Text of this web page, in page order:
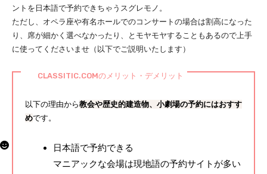
ントを日本語で予約できちゃうスグレモノ。
ただし、オペラ座や有名ホールでのコンサートの場合は割高になった
り、席が細かく選べなかったり、とモヤモヤすることもあるので上手
に使ってくださいませ（以下でご説明いたします）
CLASSITIC.COMのメリット・デメリット
以下の理由から教会や歴史的建造物、小劇場の予約にはおすす
めです。
日本語で予約できる
マニアックな会場は現地語の予約サイトが多い